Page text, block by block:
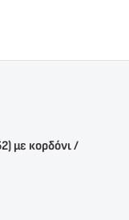
με κορδόνι /